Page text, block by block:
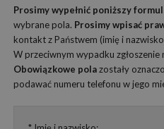
Prosimy wypełnić poniższy
wybrane pola. Prosimy wpisać
kontakt z Państwem (imię i
W przeciwnym wypadku
Obowiązkowe polazostały
podawać numeru telefonu w jego